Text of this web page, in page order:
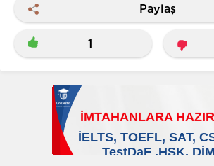
Paylaş
1